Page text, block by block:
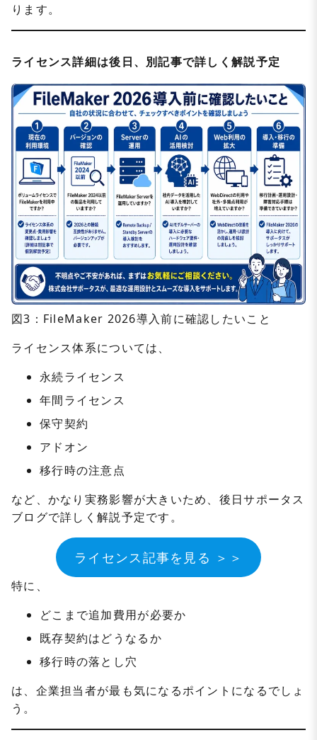
ります。
ライセンス詳細は後日、別記事で詳しく解説予定
図3：FileMaker 2026導入前に確認したいこと
ライセンス体系については、
永続ライセンス
年間ライセンス
保守契約
アドオン
移行時の注意点
など、かなり実務影響が大きいため、後日サポータス
ブログで詳しく解説予定です。
ライセンス記事を見る ＞＞
特に、
どこまで追加費用が必要か
既存契約はどうなるか
移行時の落とし穴
は、企業担当者が最も気になるポイントになるでしょ
う。